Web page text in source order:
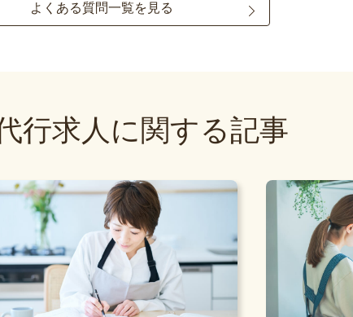
よくある質問一覧を見る
行求人に関する記事